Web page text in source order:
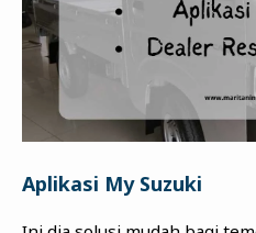
Aplikasi My Suzuki